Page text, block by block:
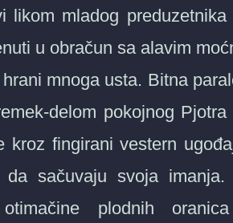
likom mladog
u obračun sa alavim
mnoga usta. Bitna
delom pokojnog
kroz fingirani vestern
da sačuvaju svoja
otimačine plodnih